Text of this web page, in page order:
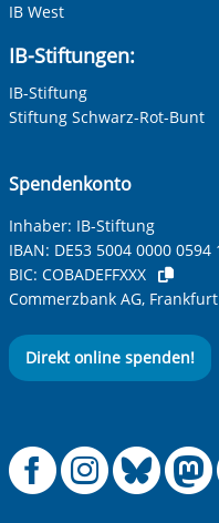
IB West
IB-Stiftungen:
IB-Stiftung
Stiftung Schwarz-Rot-Bunt
Spendenkonto
Inhaber: IB-Stiftung
IBAN: DE53 5004 0000 0594
BIC: COBADEFFXXX
Commerzbank AG,
Direkt online spenden!